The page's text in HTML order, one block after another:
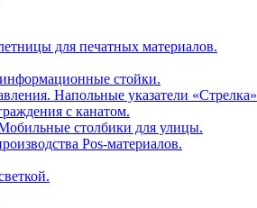
для печатных материалов.
стойки.
Напольные указатели «Стрелка»
с канатом.
столбики для улицы.
Pos-материалов.